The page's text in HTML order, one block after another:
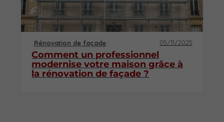
Rénovation de façade 05/11/2025
Comment un professionnel
modernise votre maison grâce à
la rénovation de façade ?